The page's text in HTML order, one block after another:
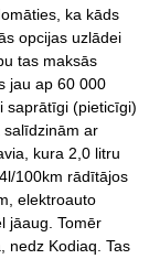
ka kāds
opcijas uzlādei
tas maksās
jau ap 60 000
saprātīgi (pieticīgi)
salīdzinām ar
kura 2,0 litru
100km rādītājos
elektroauto
jāaug. Tomēr
nedz Kodiaq. Tas